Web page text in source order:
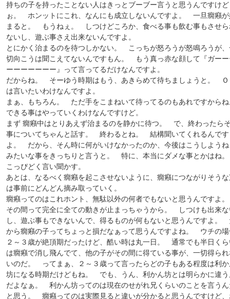
持ちの子を持ったことない人はきっとブーブー言うと思うんですけど
ぉ。 ホンットにこれ、なんにも成立しないんですよ。 一旦癇癪
まると。 もうねぇ。 しつけどころか、食べる事も飲む事もさせ
ないし、遊ぶ事さえ出来ないんですよ。
とにかく治まるのを待つしかない。 こっちが怒ろうが怒鳴ろうが
切向こうは聞こえてないんですもん。 もう真っ赤な顔して『ガー
ーーーーーーー』って言ってるだけなんですよ。
だからね。 そーゆう時期はもう、あきらめて待ちましょうと。 Ｏ
は言いたいわけなんですよ。
まぁ、もちろん。 ただ手をこまねいて待ってるのもあれですから
できる事はやっていくわけなんですけど。
まず 癇癪中はとりあえず治まるのを静かに待つ。 で、終わったら
事についてちゃんと話す。 終わるとね。 結構聞いてくれるんです
よ。 だから、そん時に何がいけなかったのか、今後はこうしよう
みたいな事をきっちりと言うと。 特に、本当にダメな事とかはね
こっぴどく言い聞かす。
あとは、なるべく癇癪を起こさせないように、癇癪につながりそう
は事前にどんどん摘み取っていく。
癇癪ってのはこれホント、無駄以外の何者でもないと思うんです
その間って完全に全ての動きが止まっちゃうから。 しつけも出来
し、遊ぶ事もできないんで、得るものが何もないと思うんですよ。
から癇癪の子ってちょっと損だなぁって思うんですよね。 ウチの
２～３歳が絶頂期だったけど、酷い時は丸一日。 通常でも半日く
は癇癪で消し飛んでて、他の子がその間に得ている事が、一切得ら
いのだ。 ってまぁ、２～３歳って言ったらどの子もある程度は利
坊になる時期だけどもね。 でも、うん、利かん坊とは明らかに違
だよなぁ。 利かん坊ってのは現在のせがれ兄くらいのことを言う
と思う。 癇癪ってのは実際見ると違いが分かると思うんですけど